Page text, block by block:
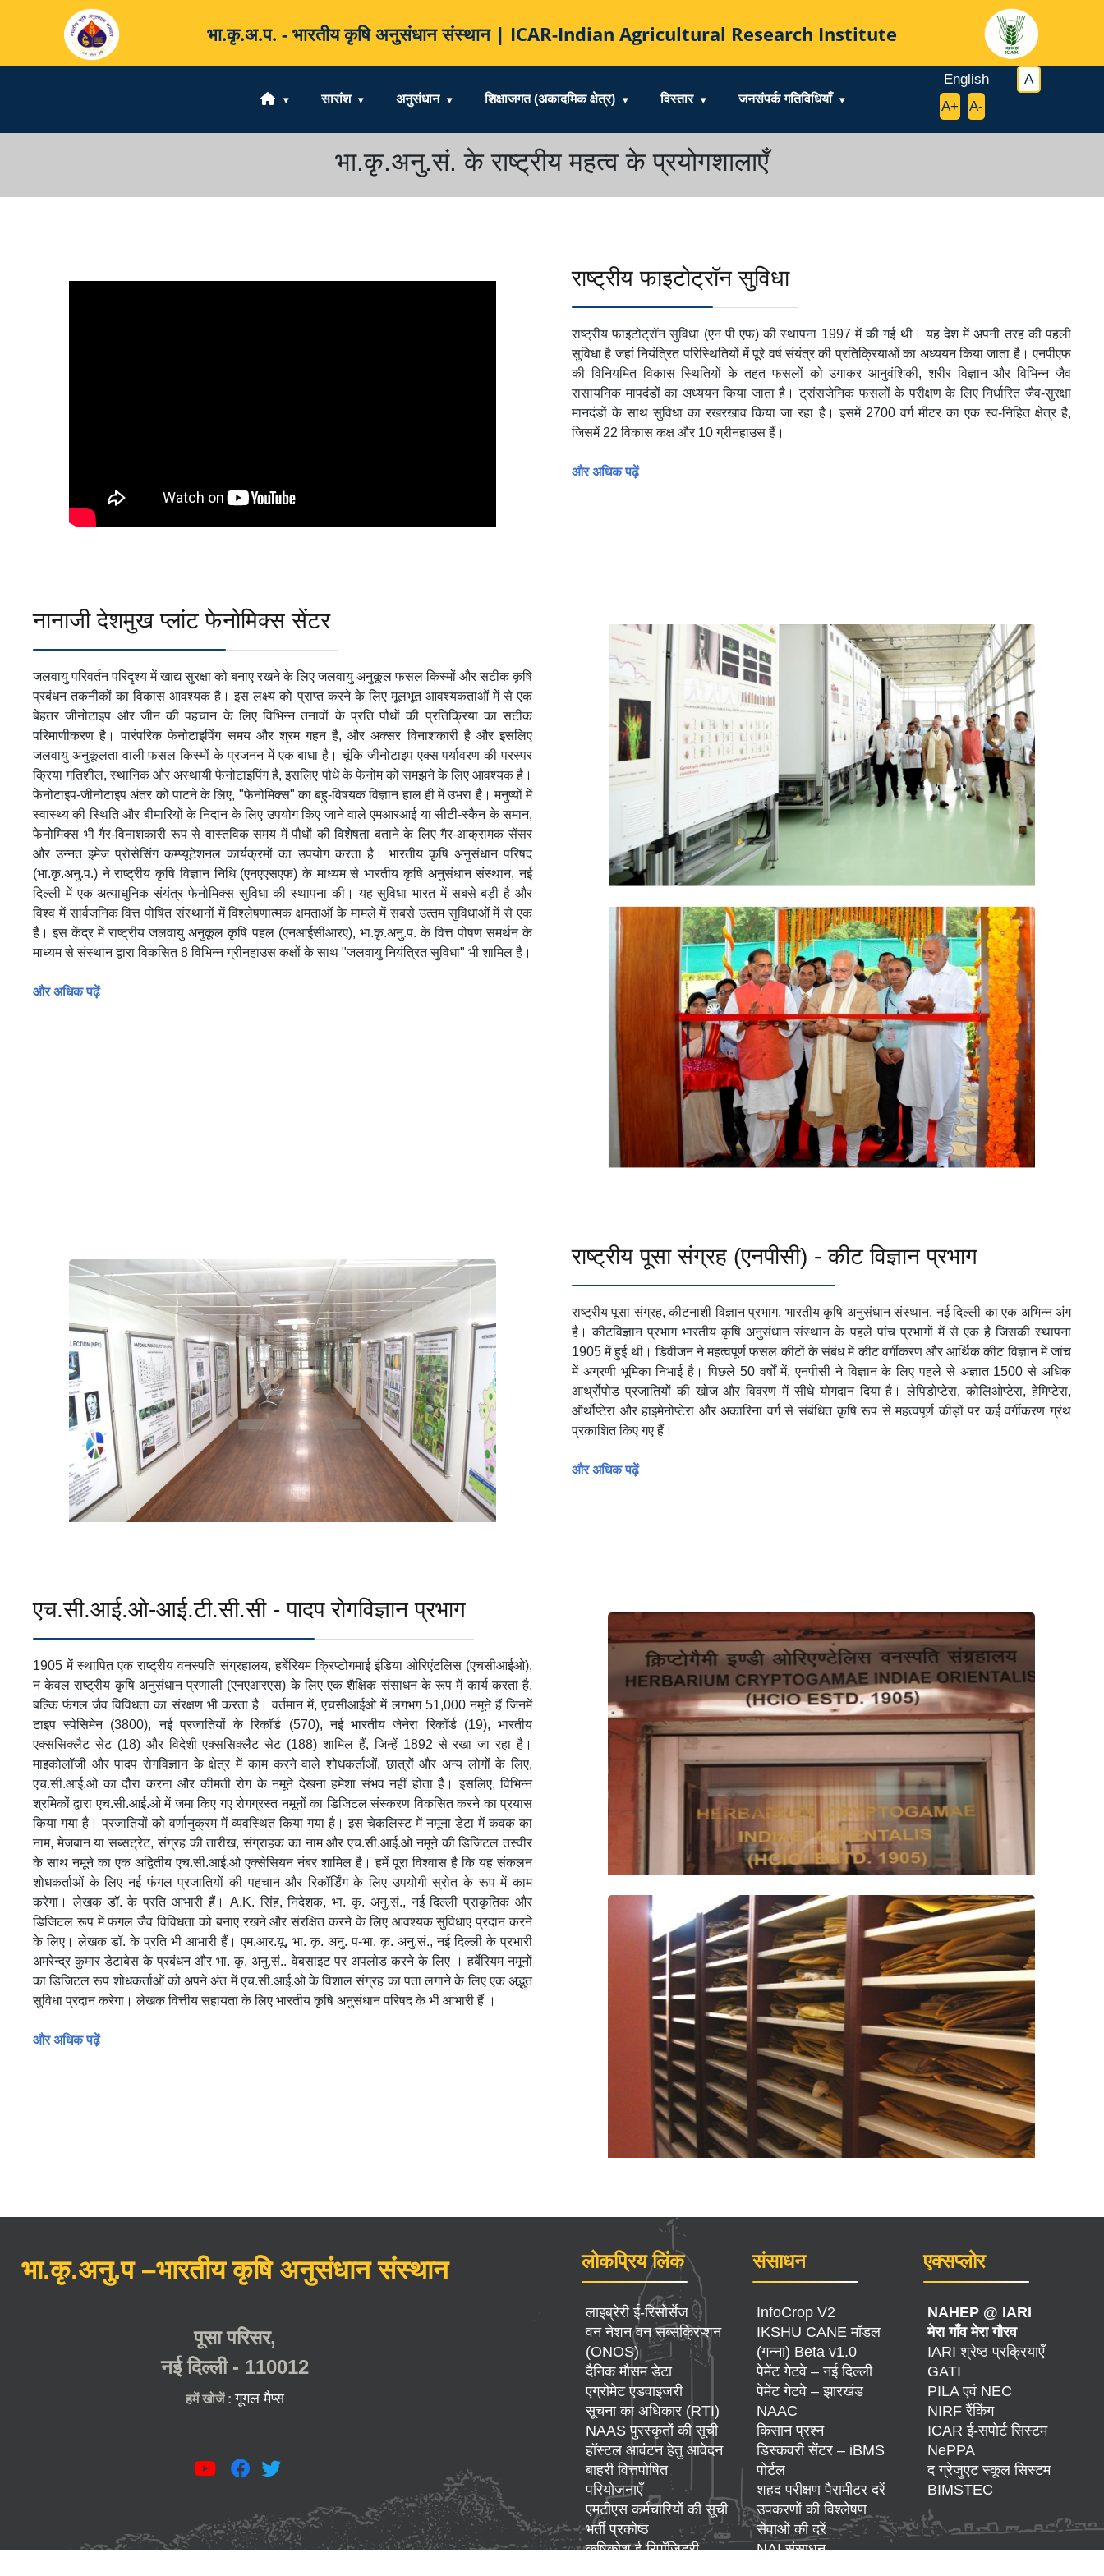
भा.कृ.अ.प. - भारतीय कृषि अनुसंधान संस्थान | ICAR-Indian Agricultural Research Institute
सारांश अनुसंधान शिक्षाजगत (अकादमिक क्षेत्र) विस्तार जनसंपर्क गतिविधियाँ
English A
A+ A-
भा.कृ.अनु.सं. के राष्ट्रीय महत्व के प्रयोगशालाएँ
राष्ट्रीय फाइटोट्रॉन सुविधा
राष्ट्रीय फाइटोट्रॉन सुविधा (एन पी एफ) की स्थापना 1997 में की गई थी। यह देश में अपनी तरह की पहली
सुविधा है जहां नियंत्रित परिस्थितियों में पूरे वर्ष संयंत्र की प्रतिक्रियाओं का अध्ययन किया जाता है। एनपीएफ
की विनियमित विकास स्थितियों के तहत फसलों को उगाकर आनुवंशिकी, शरीर विज्ञान और विभिन्न जैव
रासायनिक मापदंडों का अध्ययन किया जाता है। ट्रांसजेनिक फसलों के परीक्षण के लिए निर्धारित जैव-सुरक्षा
मानदंडों के साथ सुविधा का रखरखाव किया जा रहा है। इसमें 2700 वर्ग मीटर का एक स्व-निहित क्षेत्र है,
जिसमें 22 विकास कक्ष और 10 ग्रीनहाउस हैं।
और अधिक पढ़ें
नानाजी देशमुख प्लांट फेनोमिक्स सेंटर
जलवायु परिवर्तन परिदृश्य में खाद्य सुरक्षा को बनाए रखने के लिए जलवायु अनुकूल फसल किस्मों और सटीक कृषि
प्रबंधन तकनीकों का विकास आवश्यक है। इस लक्ष्य को प्राप्त करने के लिए मूलभूत आवश्यकताओं में से एक
बेहतर जीनोटाइप और जीन की पहचान के लिए विभिन्न तनावों के प्रति पौधों की प्रतिक्रिया का सटीक
परिमाणीकरण है। पारंपरिक फेनोटाइपिंग समय और श्रम गहन है, और अक्सर विनाशकारी है और इसलिए
जलवायु अनुकूलता वाली फसल किस्मों के प्रजनन में एक बाधा है। चूंकि जीनोटाइप एक्स पर्यावरण की परस्पर
क्रिया गतिशील, स्थानिक और अस्थायी फेनोटाइपिंग है, इसलिए पौधे के फेनोम को समझने के लिए आवश्यक है।
फेनोटाइप-जीनोटाइप अंतर को पाटने के लिए, "फेनोमिक्स" का बहु-विषयक विज्ञान हाल ही में उभरा है। मनुष्यों में
स्वास्थ्य की स्थिति और बीमारियों के निदान के लिए उपयोग किए जाने वाले एमआरआई या सीटी-स्कैन के समान,
फेनोमिक्स भी गैर-विनाशकारी रूप से वास्तविक समय में पौधों की विशेषता बताने के लिए गैर-आक्रामक सेंसर
और उन्नत इमेज प्रोसेसिंग कम्प्यूटेशनल कार्यक्रमों का उपयोग करता है। भारतीय कृषि अनुसंधान परिषद
(भा.कृ.अनु.प.) ने राष्ट्रीय कृषि विज्ञान निधि (एनएएसएफ) के माध्यम से भारतीय कृषि अनुसंधान संस्थान, नई
दिल्ली में एक अत्याधुनिक संयंत्र फेनोमिक्स सुविधा की स्थापना की। यह सुविधा भारत में सबसे बड़ी है और
विश्‍व में सार्वजनिक वित्त पोषित संस्‍थानों में विश्लेषणात्‍मक क्षमताओं के मामले में सबसे उत्‍तम सुविधाओं में से एक
है। इस केंद्र में राष्ट्रीय जलवायु अनुकूल कृषि पहल (एनआईसीआरए), भा.कृ.अनु.प. के वित्त पोषण समर्थन के
माध्यम से संस्थान द्वारा विकसित 8 विभिन्न ग्रीनहाउस कक्षों के साथ "जलवायु नियंत्रित सुविधा" भी शामिल है।
और अधिक पढ़ें
राष्ट्रीय पूसा संग्रह (एनपीसी) - कीट विज्ञान प्रभाग
राष्ट्रीय पूसा संग्रह, कीटनाशी विज्ञान प्रभाग, भारतीय कृषि अनुसंधान संस्थान, नई दिल्ली का एक अभिन्न अंग
है। कीटविज्ञान प्रभाग भारतीय कृषि अनुसंधान संस्थान के पहले पांच प्रभागों में से एक है जिसकी स्थापना
1905 में हुई थी। डिवीजन ने महत्वपूर्ण फसल कीटों के संबंध में कीट वर्गीकरण और आर्थिक कीट विज्ञान में जांच
में अग्रणी भूमिका निभाई है। पिछले 50 वर्षों में, एनपीसी ने विज्ञान के लिए पहले से अज्ञात 1500 से अधिक
आर्थ्रोपोड प्रजातियों की खोज और विवरण में सीधे योगदान दिया है। लेपिडोप्टेरा, कोलिओप्टेरा, हेमिप्टेरा,
ऑर्थोप्टेरा और हाइमेनोप्टेरा और अकारिना वर्ग से संबंधित कृषि रूप से महत्वपूर्ण कीड़ों पर कई वर्गीकरण ग्रंथ
प्रकाशित किए गए हैं।
और अधिक पढ़ें
एच.सी.आई.ओ-आई.टी.सी.सी - पादप रोगविज्ञान प्रभाग
1905 में स्थापित एक राष्ट्रीय वनस्पति संग्रहालय, हर्बेरियम क्रिप्टोगमाई इंडिया ओरिएंटलिस (एचसीआईओ),
न केवल राष्ट्रीय कृषि अनुसंधान प्रणाली (एनएआरएस) के लिए एक शैक्षिक संसाधन के रूप में कार्य करता है,
बल्कि फंगल जैव विविधता का संरक्षण भी करता है। वर्तमान में, एचसीआईओ में लगभग 51,000 नमूने हैं जिनमें
टाइप स्पेसिमेन (3800), नई प्रजातियों के रिकॉर्ड (570), नई भारतीय जेनेरा रिकॉर्ड (19), भारतीय
एक्ससिक्लैट सेट (18) और विदेशी एक्ससिक्लैट सेट (188) शामिल हैं, जिन्हें 1892 से रखा जा रहा है।
माइकोलॉजी और पादप रोगविज्ञान के क्षेत्र में काम करने वाले शोधकर्ताओं, छात्रों और अन्य लोगों के लिए,
एच.सी.आई.ओ का दौरा करना और कीमती रोग के नमूने देखना हमेशा संभव नहीं होता है। इसलिए, विभिन्न
श्रमिकों द्वारा एच.सी.आई.ओ में जमा किए गए रोगग्रस्त नमूनों का डिजिटल संस्करण विकसित करने का प्रयास
किया गया है। प्रजातियों को वर्णानुक्रम में व्यवस्थित किया गया है। इस चेकलिस्ट में नमूना डेटा में कवक का
नाम, मेजबान या सब्सट्रेट, संग्रह की तारीख, संग्राहक का नाम और एच.सी.आई.ओ नमूने की डिजिटल तस्वीर
के साथ नमूने का एक अद्वितीय एच.सी.आई.ओ एक्सेसियन नंबर शामिल है। हमें पूरा विश्वास है कि यह संकलन
शोधकर्ताओं के लिए नई फंगल प्रजातियों की पहचान और रिकॉर्डिंग के लिए उपयोगी स्रोत के रूप में काम
करेगा। लेखक डॉ. के प्रति आभारी हैं। A.K. सिंह, निदेशक, भा. कृ. अनु.सं., नई दिल्ली प्राकृतिक और
डिजिटल रूप में फंगल जैव विविधता को बनाए रखने और संरक्षित करने के लिए आवश्यक सुविधाएं प्रदान करने
के लिए। लेखक डॉ. के प्रति भी आभारी हैं। एम.आर.यू, भा. कृ. अनु. प-भा. कृ. अनु.सं., नई दिल्ली के प्रभारी
अमरेन्द्र कुमार डेटाबेस के प्रबंधन और भा. कृ. अनु.सं.. वेबसाइट पर अपलोड करने के लिए । हर्बेरियम नमूनों
का डिजिटल रूप शोधकर्ताओं को अपने अंत में एच.सी.आई.ओ के विशाल संग्रह का पता लगाने के लिए एक अद्भुत
सुविधा प्रदान करेगा। लेखक वित्तीय सहायता के लिए भारतीय कृषि अनुसंधान परिषद के भी आभारी हैं ।
और अधिक पढ़ें
भा.कृ.अनु.प –भारतीय कृषि अनुसंधान संस्थान
पूसा परिसर,
नई दिल्ली - 110012
हमें खोजें :गूगल मैप्स
लोकप्रिय लिंक
लाइब्रेरी ई-रिसोर्सेज
वन नेशन वन सब्सक्रिप्शन
(ONOS)
दैनिक मौसम डेटा
एग्रोमेट एडवाइजरी
सूचना का अधिकार (RTI)
NAAS पुरस्कृतों की सूची
हॉस्टल आवंटन हेतु आवेदन
बाहरी वित्तपोषित
परियोजनाएँ
एमटीएस कर्मचारियों की सूची
भर्ती प्रकोष्ठ
कृषिकोश ई-रिपॉज़िटरी
संसाधन
InfoCrop V2
IKSHU CANE मॉडल
(गन्ना) Beta v1.0
पेमेंट गेटवे – नई दिल्ली
पेमेंट गेटवे – झारखंड
NAAC
किसान प्रश्न
डिस्कवरी सेंटर – iBMS
पोर्टल
शहद परीक्षण पैरामीटर दरें
उपकरणों की विश्लेषण
सेवाओं की दरें
NAI संसाधन
एक्सप्लोर
NAHEP @ IARI
मेरा गाँव मेरा गौरव
IARI श्रेष्ठ प्रक्रियाएँ
GATI
PILA एवं NEC
NIRF रैंकिंग
ICAR ई-सपोर्ट सिस्टम
NePPA
द ग्रेजुएट स्कूल सिस्टम
BIMSTEC